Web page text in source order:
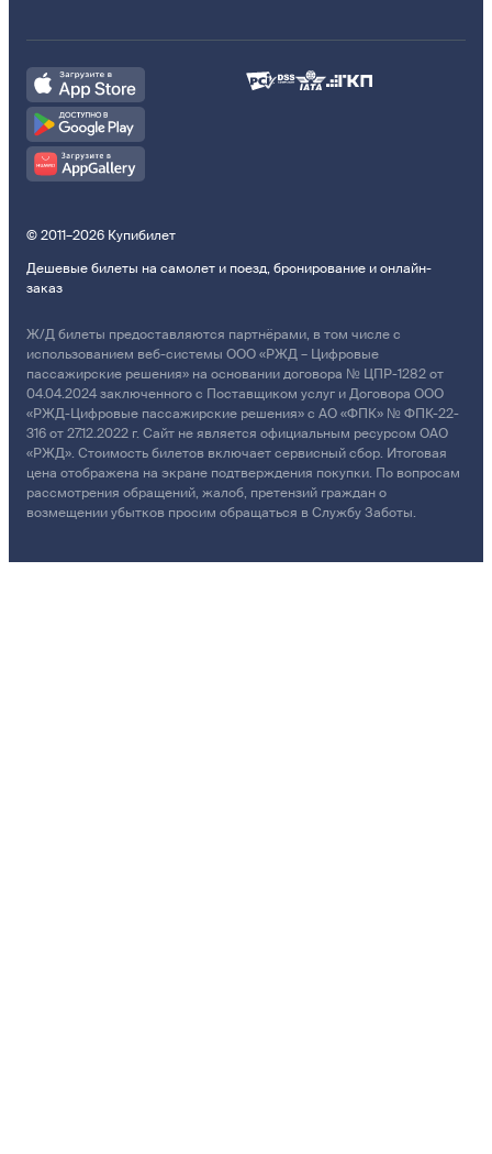
© 2011–2026 Купибилет
Дешевые билеты на самолет и поезд, бронирование и онлайн-
заказ
Ж/Д билеты предоставляются партнёрами, в том числе с
использованием веб-системы ООО «РЖД – Цифровые
пассажирские решения» на основании договора № ЦПР-1282 от
04.04.2024 заключенного с Поставщиком услуг и Договора ООО
«РЖД-Цифровые пассажирские решения» с АО «ФПК» № ФПК-22-
316 от 27.12.2022 г. Сайт не является официальным ресурсом ОАО
«РЖД». Стоимость билетов включает сервисный сбор. Итоговая
цена отображена на экране подтверждения покупки. По вопросам
рассмотрения обращений, жалоб, претензий граждан о
возмещении убытков просим обращаться в Службу Заботы.